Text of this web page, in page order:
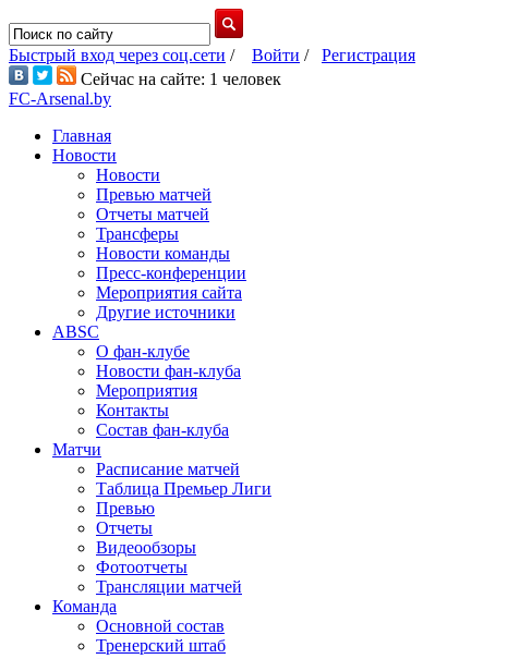
Быстрый вход через соц.сети / Войти / Регистрация
Сейчас на сайте: 1 человек
FC-Arsenal.by
Главная
Новости
Новости
Превью матчей
Отчеты матчей
Трансферы
Новости команды
Пресс-конференции
Мероприятия сайта
Другие источники
ABSC
О фан-клубе
Новости фан-клуба
Мероприятия
Контакты
Состав фан-клуба
Матчи
Расписание матчей
Таблица Премьер Лиги
Превью
Отчеты
Видеообзоры
Фотоотчеты
Трансляции матчей
Команда
Основной состав
Тренерский штаб